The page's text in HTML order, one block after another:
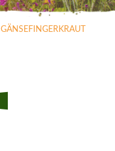
GÄNSEFINGERKRAUT